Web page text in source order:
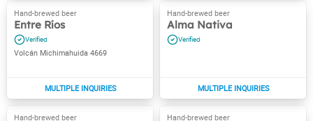
Entre Ríos
Volcán Michimahuida 4669
Alma Nativa